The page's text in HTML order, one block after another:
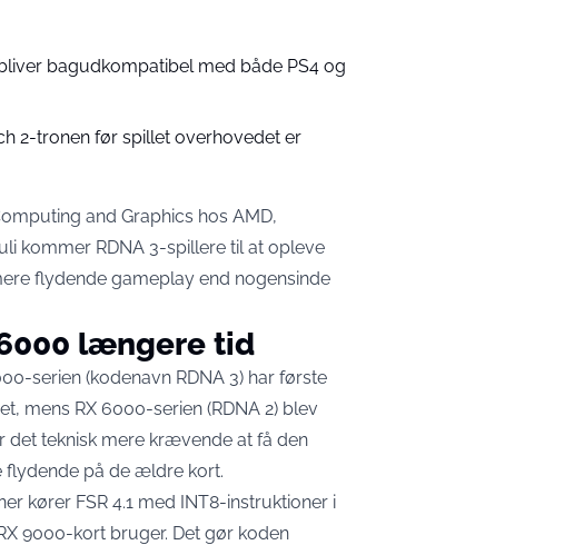
bagudkompatibel med både PS4 og
2-tronen før spillet overhovedet er
and Graphics hos AMD,
kommer RDNA 3-spillere til at opleve
flydende gameplay end nogensinde
længere tid
serien (kodenavn RDNA 3) har første
mens RX 6000-serien (RDNA 2) blev
det teknisk mere krævende at få den
flydende på de ældre kort.
kører FSR 4.1 med INT8-instruktioner i
9000-kort bruger. Det gør koden